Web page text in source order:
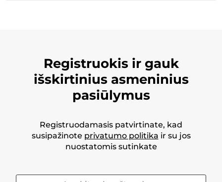
Registruokis ir gauk
išskirtinius asmeninius
pasiūlymus
Registruodamasis patvirtinate, kad
susipažinote privatumo politika ir su jos
nuostatomis sutinkate